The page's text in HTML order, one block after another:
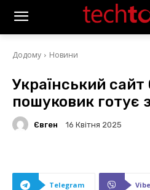
Додому Новини
Український
пошуковик готує
Євген 16 Квітня 2025
Telegram